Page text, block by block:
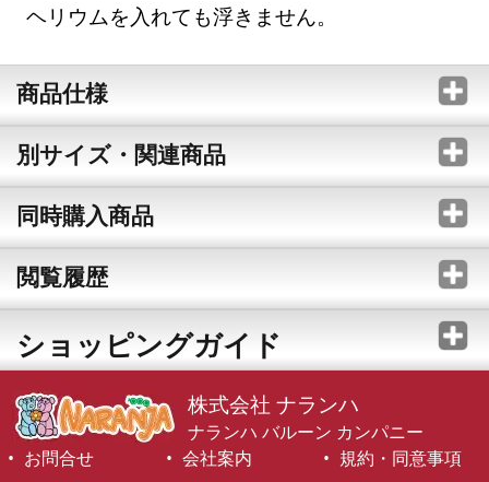
ヘリウムを入れても浮きません。
商品仕様
別サイズ・関連商品
同時購入商品
閲覧履歴
ショッピングガイド
株式会社 ナランハ
ナランハ バルーン カンパニー
お問合せ
会社案内 規約・同意事項